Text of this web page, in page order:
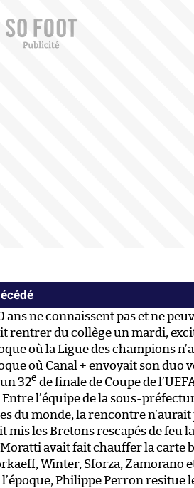
ans ne connaissent pas et ne
rentrer du collège un mardi,
où la Ligue des champions
où Canal + envoyait son duo
32e de finale de Coupe de
Entre l’équipe de la sous-
du monde, la rencontre
mis les Bretons rescapés de feu
avait fait chauffer la carte
Winter, Sforza, Zamorano
l’époque, Philippe Perron resitue